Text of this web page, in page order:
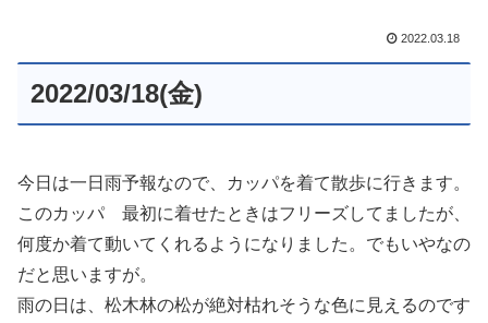
2022.03.18
2022/03/18(金)
今日は一日雨予報なので、カッパを着て散歩に行きます。
このカッパ 最初に着せたときはフリーズしてましたが、
何度か着て動いてくれるようになりました。でもいやなの
だと思いますが。
雨の日は、松木林の松が絶対枯れそうな色に見えるのです